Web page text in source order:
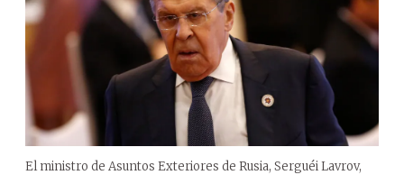
El ministro de Asuntos Exteriores de Rusia, Serguéi Lavrov,